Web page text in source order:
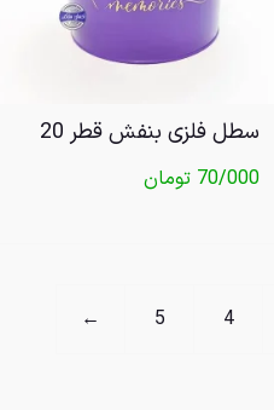
سطل فلزی بنفش قطر 20
70/000 تومان
4
5
←